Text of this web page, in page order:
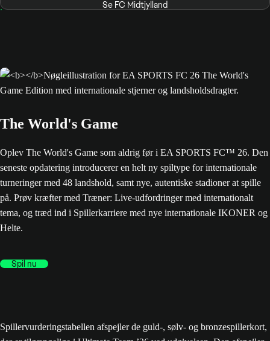
Se FC Midtjylland
The World's Game
Oplev The World's Game som aldrig før i EA SPORTS FC™ 26. Den
seneste opdatering introducerer en helt ny spiltype for internationale
turneringer med 48 landshold, samt nye, autentiske stadioner at spille
på. Prøv kræfter med Træner: Live-udfordringer med internationalt
tema, og træd ind i Spillerkarriere med nye internationale IKONER og
Helte.
Spil nu
Spillervurderingstabellen afspejler de guld-, sølv- og bronzespillerkort,